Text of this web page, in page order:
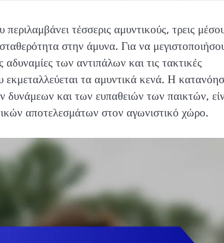
τέσσερις αμυντικούς, τρεις
στην άμυνα. Για να
των αντιπάλων και τις τακτικές
εκμεταλλεύεται τα αμυντικά κενά. Η
και των ευπαθειών των παικτών,
αποτελεσμάτων στον αγωνιστικό χώρο.